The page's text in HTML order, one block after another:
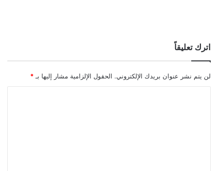
اترك تعليقاً
لن يتم نشر عنوان بريدك الإلكتروني. الحقول الإلزامية مشار إليها بـ *